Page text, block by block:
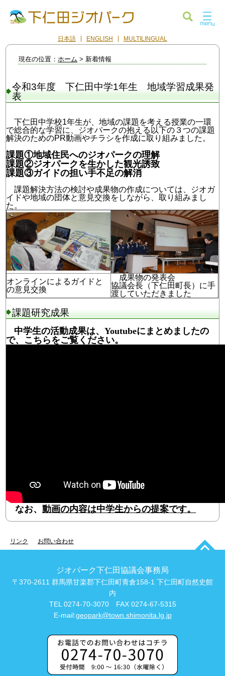
日本語 ENGLISH MULTILINGUAL
現在の位置： ホーム > 新着情報
令和3年度 下仁田中学1年生 地域学習成果発
表
下仁田中学校1年生が、地域の課題を考える授業の一環
で総合的な学習に、ジオパークの抱える以下の３つの課題
解決のためのPR動画やチラシを作成に取り組みました。
課題①地域住民へのジオパークの理解
課題②ジオパークを生かした観光誘致
課題③ガイドの担い手不足の解消
課題解決方法の検討や成果物の作成については、ジオガ
イドや地域の団体と意見交換をしながら、取り組みまし
た。
オンラインによるガイドと
の意見交換
成果物の発表会
協議会長（下仁田町長）に手
渡していただきました
課題研究成果
中学生の活動成果は、Youtubeにまとめましたの
で、こちらをご覧ください。
なお、動画の内容は中学生からの提案です。
リンク お問い合わせ
ジオパーク下仁田協議会事務局
〒370-2611 群馬県甘楽郡下仁田町青倉158-1 下仁田町自然史館
内
TEL 0274-70-3070 FAX 0274-67-5315
E-mail:geopark@town.shimonita.lg.jp